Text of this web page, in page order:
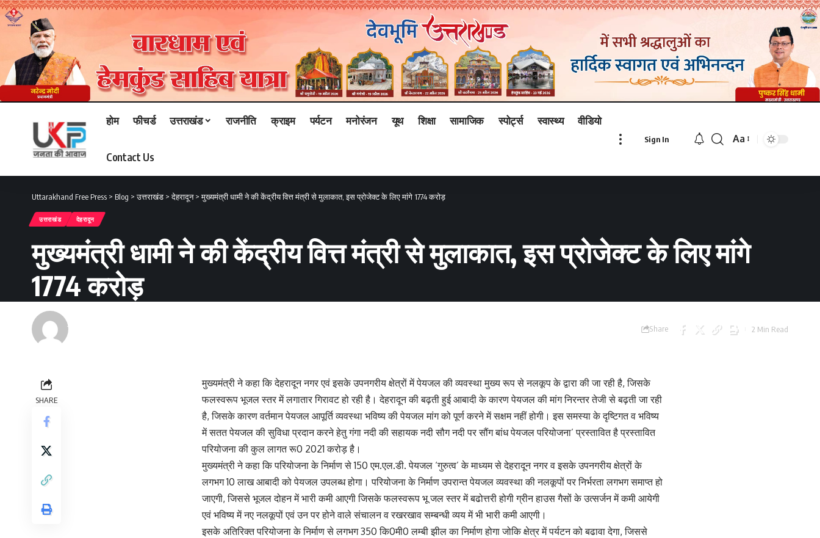
होम फीचर्ड उत्तराखंड राजनीति क्राइम पर्यटन मनोरंजन यूथ शिक्षा सामाजिक स्पोर्ट्स स्वास्थ्य वीडियो
Contact Us
Sign In
Font
Aa
Uttarakhand Free Press > Blog >उत्तराखंड >देहरादून>मुख्यमंत्री धामी ने की केंद्रीय वित्त मंत्री से मुलाकात, इस प्रोजेक्ट के लिए मांगे 1774 करोड़
उत्तराखंड देहरादून
मुख्यमंत्री धामी ने की केंद्रीय वित्त मंत्री से मुलाकात, इस प्रोजेक्ट के लिए मांगे
1774 करोड़
Last updated: September 24, 2023 8:55 am
Renu Negi
Share 2 Min Read
SHARE
मुख्यमंत्री ने कहा कि देहरादून नगर एवं इसके उपनगरीय क्षेत्रों में पेयजल की व्यवस्था मुख्य रूप से नलकूप के द्वारा की जा रही है, जिसके
फलस्वरूप भूजल स्तर में लगातार गिरावट हो रही है। देहरादून की बढ़ती हुई आबादी के कारण पेयजल की मांग निरन्तर तेजी से बढ़ती जा रही
है, जिसके कारण वर्तमान पेयजल आपूर्ति व्यवस्था भविष्य की पेयजल मांग को पूर्ण करने में सक्षम नहीं होगी। इस समस्या के दृष्टिगत व भविष्य
में सतत पेयजल की सुविधा प्रदान करने हेतु गंगा नदी की सहायक नदी सौग नदी पर सौंग बांध पेयजल परियोजना’ प्रस्तावित है प्रस्तावित
परियोजना की कुल लागत रू0 2021 करोड़ है।
मुख्यमंत्री ने कहा कि परियोजना के निर्माण से 150 एम.एल.डी. पेयजल ‘गुरुत्व’ के माध्यम से देहरादून नगर व इसके उपनगरीय क्षेत्रों के
लगभग 10 लाख आबादी को पेयजल उपलब्ध होगा। परियोजना के निर्माण उपरान्त पेयजल व्यवस्था की नलकूपों पर निर्भरता लगभग समाप्त हो
जाएगी, जिससे भूजल दोहन में भारी कमी आएगी जिसके फलस्वरूप भू जल स्तर में बढोत्तरी होगी ग्रीन हाउस गैसों के उत्सर्जन में कमी आयेगी
एवं भविष्य में नए नलकूपों एवं उन पर होने वाले संचालन व रखरखाव सम्बन्धी व्यय में भी भारी कमी आएगी।
इसके अतिरिक्त परियोजना के निर्माण से लगभग 350 कि0मी0 लम्बी झील का निर्माण होगा जोकि क्षेत्र में पर्यटन को बढावा देगा, जिससे